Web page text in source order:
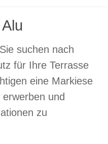
suchen nach
für Ihre Terrasse
eine Markiese
und
zu